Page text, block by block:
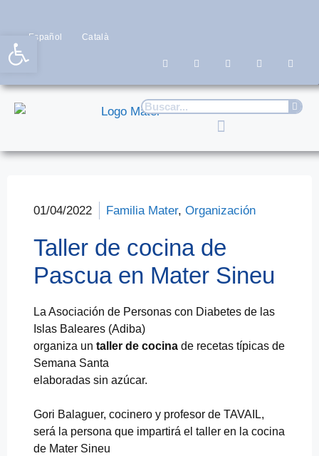
Español Català
01/04/2022 Familia Mater, Organización
Taller de cocina de
Pascua en Mater Sineu
La Asociación de Personas con Diabetes de las
Islas Baleares (Adiba)
organiza un taller de cocina de recetas típicas de
Semana Santa
elaboradas sin azúcar.
Gori Balaguer, cocinero y profesor de TAVAIL,
será la persona que impartirá el taller en la cocina
de Mater Sineu
Abrir barra de herramientas